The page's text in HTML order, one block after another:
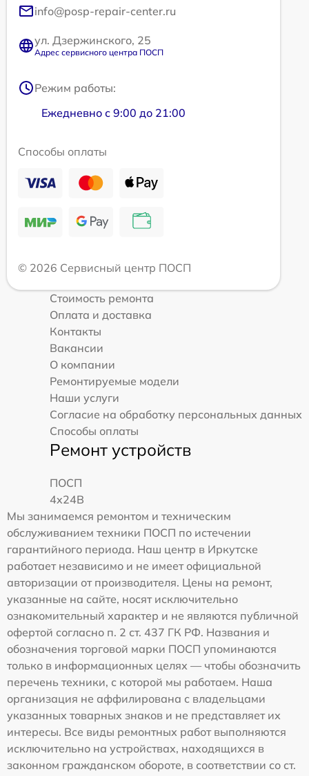
info@posp-repair-center.ru
ул. Дзержинского, 25
Адрес сервисного центра ПОСП
Режим работы:
Ежедневно с 9:00 до 21:00
Способы оплаты
© 2026 Сервисный центр ПОСП
Стоимость ремонта
Оплата и доставка
Контакты
Вакансии
О компании
Ремонтируемые модели
Наши услуги
Согласие на обработку персональных данных
Способы оплаты
Ремонт устройств
ПОСП
4x24B
Мы занимаемся ремонтом и техническим
обслуживанием техники ПОСП по истечении
гарантийного периода. Наш центр в Иркутске
работает независимо и не имеет официальной
авторизации от производителя. Цены на ремонт,
указанные на сайте, носят исключительно
ознакомительный характер и не являются публичной
офертой согласно п. 2 ст. 437 ГК РФ. Названия и
обозначения торговой марки ПОСП упоминаются
только в информационных целях — чтобы обозначить
перечень техники, с которой мы работаем. Наша
организация не аффилирована с владельцами
указанных товарных знаков и не представляет их
интересы. Все виды ремонтных работ выполняются
исключительно на устройствах, находящихся в
законном гражданском обороте, в соответствии со ст.